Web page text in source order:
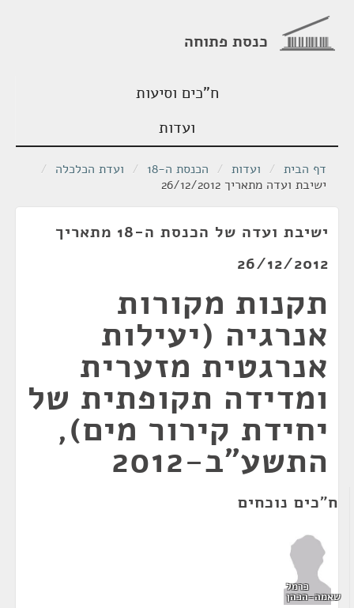
כנסת פתוחה
ח"כים וסיעות
ועדות
דף הבית / ועדות / הכנסת ה-18 / ועדת הכלכלה /
ישיבת ועדה מתאריך 26/12/2012
ישיבת ועדה של הכנסת ה-18 מתאריך
26/12/2012
תקנות מקורות
אנרגיה (יעילות
אנרגטית מזערית
ומדידה תקופתית של
יחידת קירור מים),
התשע"ב-2012
ח"כים נוכחים
כרמל
שאמה-הכהן